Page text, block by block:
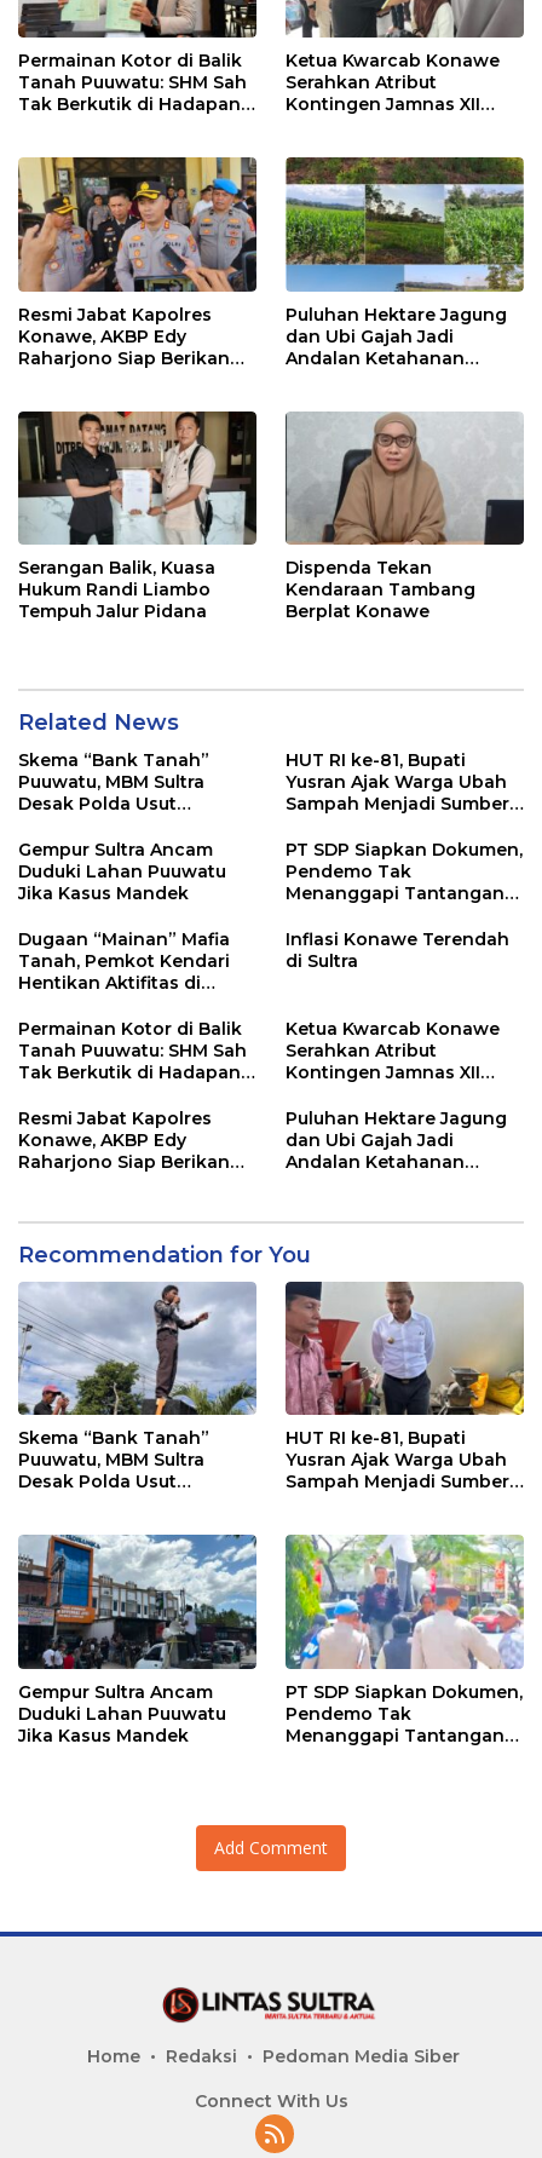
Permainan Kotor di Balik
Tanah Puuwatu: SHM Sah
Tak Berkutik di Hadapan
Ketua Kwarcab Konawe
Serahkan Atribut
Kontingen Jamnas XII
Resmi Jabat Kapolres
Konawe, AKBP Edy
Raharjono Siap Berikan
Puluhan Hektare Jagung
dan Ubi Gajah Jadi
Andalan Ketahanan
Serangan Balik, Kuasa
Hukum Randi Liambo
Tempuh Jalur Pidana
Dispenda Tekan
Kendaraan Tambang
Berplat Konawe
Related News
Skema “Bank Tanah”
Puuwatu, MBM Sultra
Desak Polda Usut
Kadin
HUT RI ke-81, Bupati
Yusran Ajak Warga Ubah
Sampah Menjadi Sumber
Gempur Sultra Ancam
Duduki Lahan Puuwatu
Jika Kasus Mandek
PT SDP Siapkan Dokumen,
Pendemo Tak
Menanggapi Tantangan
Dugaan “Mainan” Mafia
Tanah, Pemkot Kendari
Hentikan Aktifitas di
Inflasi Konawe Terendah
di Sultra
Permainan Kotor di Balik
Tanah Puuwatu: SHM Sah
Tak Berkutik di Hadapan
Ketua Kwarcab Konawe
Serahkan Atribut
Kontingen Jamnas XII
Resmi Jabat Kapolres
Konawe, AKBP Edy
Raharjono Siap Berikan
Puluhan Hektare Jagung
dan Ubi Gajah Jadi
Andalan Ketahanan
Recommendation for You
Skema “Bank Tanah”
Puuwatu, MBM Sultra
Desak Polda Usut
HUT RI ke-81, Bupati
Yusran Ajak Warga Ubah
Sampah Menjadi Sumber
Gempur Sultra Ancam
Duduki Lahan Puuwatu
Jika Kasus Mandek
PT SDP Siapkan Dokumen,
Pendemo Tak
Menanggapi Tantangan
Add Comment
Home Redaksi Pedoman Media Siber
Connect With Us